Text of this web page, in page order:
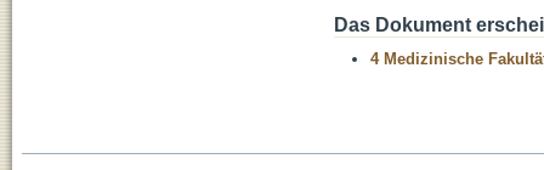
Das Dokument
4 Medizinische